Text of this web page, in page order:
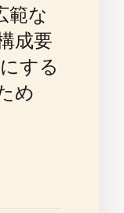
範な
成要
する
め